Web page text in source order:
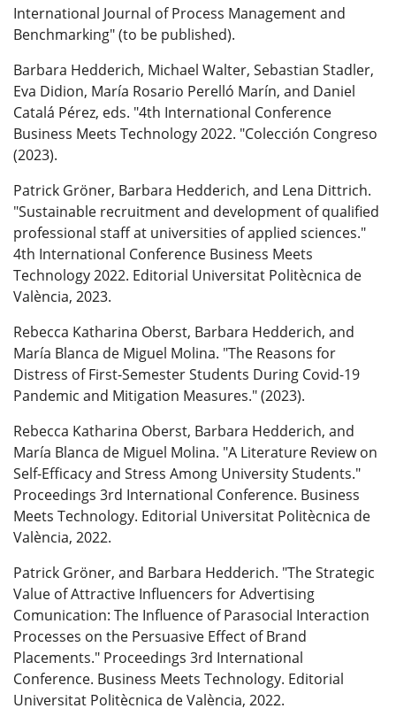
International Journal of Process Management and
Benchmarking" (to be published).
Barbara Hedderich, Michael Walter, Sebastian Stadler,
Eva Didion, María Rosario Perelló Marín, and Daniel
Catalá Pérez, eds. "4th International Conference
Business Meets Technology 2022. "Colección Congreso
(2023).
Patrick Gröner, Barbara Hedderich, and Lena Dittrich.
"Sustainable recruitment and development of qualified
professional staff at universities of applied sciences."
4th International Conference Business Meets
Technology 2022. Editorial Universitat Politècnica de
València, 2023.
Rebecca Katharina Oberst, Barbara Hedderich, and
María Blanca de Miguel Molina. "The Reasons for
Distress of First-Semester Students During Covid-19
Pandemic and Mitigation Measures." (2023).
Rebecca Katharina Oberst, Barbara Hedderich, and
María Blanca de Miguel Molina. "A Literature Review on
Self-Efficacy and Stress Among University Students."
Proceedings 3rd International Conference. Business
Meets Technology. Editorial Universitat Politècnica de
València, 2022.
Patrick Gröner, and Barbara Hedderich. "The Strategic
Value of Attractive Influencers for Advertising
Comunication: The Influence of Parasocial Interaction
Processes on the Persuasive Effect of Brand
Placements." Proceedings 3rd International
Conference. Business Meets Technology. Editorial
Universitat Politècnica de València, 2022.